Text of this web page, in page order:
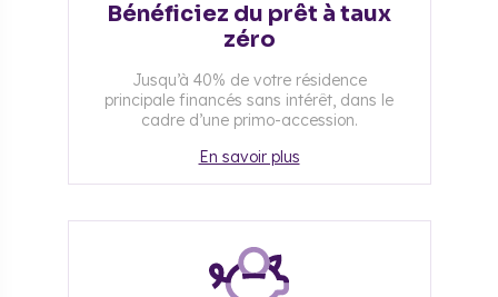
Bénéficiez du prêt à taux
zéro
Jusqu’à 40% de votre résidence
principale financés sans intérêt, dans le
cadre d’une primo-accession.
En savoir plus